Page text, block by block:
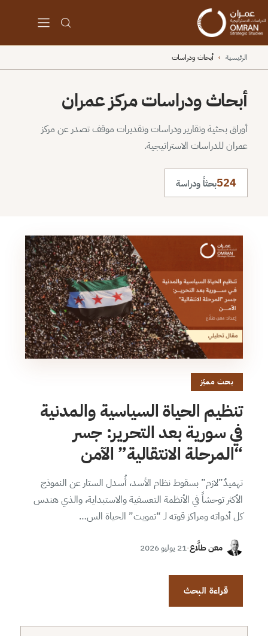
الرئيسية › أبحاث ودراسات
أبحاث ودراسات مركز عمران
أوراق بحثية وتقارير ودراسات وتقديرات موقف تصدر عن مركز
عمران للدراسات الاستراتيجية.
524بحثاً ودراسة
بحث مميّز
تنظيم الحياة السياسية والمدنية
في سورية بعد التحرير: جسر
“المرحلة الانتقالية” الآمن
تهميدٌ”لازم” بسقوط نظام الأسد، أُسدل الستار عن النموذج
الأكثر توحشاً في الأنظمة التعسفية والاستبداية، والذي هندس
كل أدواته ومراكز قوته لـ “تمويت” الحياة الس…
معن طلَّاع·21 يوليو 2026
قراءة البحث